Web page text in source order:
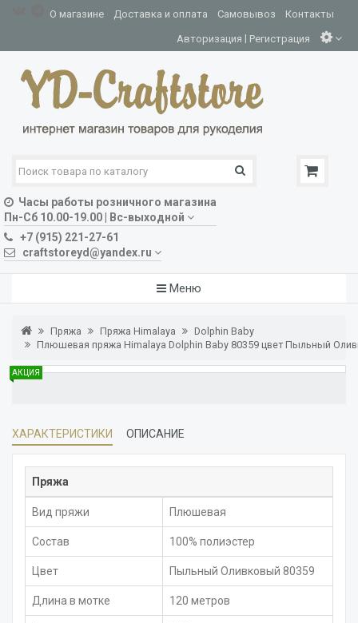
О магазине Доставка и оплата Самовывоз Контакты
Авторизация | Регистрация
Часы работы розничного магазина
Пн-Сб 10.00-19.00 | Вс-выходной
+7 (915) 221-27-61
craftstoreyd@yandex.ru
Меню
Пряжа Пряжа Himalaya
Dolphin Baby
Плюшевая пряжа Himalaya Dolphin Baby 80359 цвет Пыльный
АКЦИЯ
ХАРАКТЕРИСТИКИ ОПИСАНИЕ
Пряжа
Вид пряжи Плюшевая
Состав 100% полиэстер
Цвет Пыльный Оливковый 80359
Длина в мотке 120 метров